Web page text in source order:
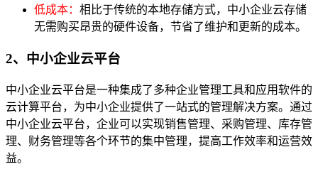
低成本： 相比于传统的本地存储方式，中小企业云存储
无需购买昂贵的硬件设备，节省了维护和更新的成本。
2、中小企业云平台
中小企业云平台是一种集成了多种企业管理工具和应用软件的
云计算平台，为中小企业提供了一站式的管理解决方案。通过
中小企业云平台，企业可以实现销售管理、采购管理、库存管
理、财务管理等各个环节的集中管理，提高工作效率和运营效
益。